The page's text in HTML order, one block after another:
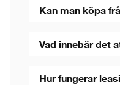
Kan man köpa
Vad innebär det
Hur fungerar